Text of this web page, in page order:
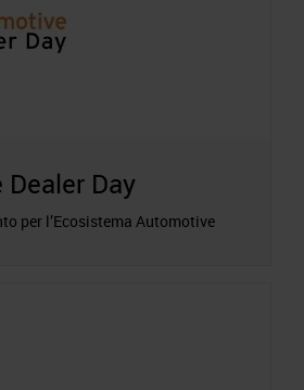
Day
per l’Ecosistema Automotive